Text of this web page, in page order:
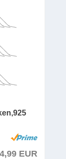
4,99 EUR